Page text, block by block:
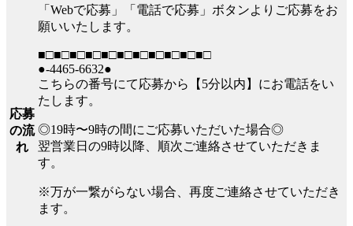
応募
の流
れ
「Webで応募」「電話で応募」ボタンよりご応募をお
願いいたします。
■□■□■□■□■□■□■□■□■□■□■□
●-4465-6632●
こちらの番号にて応募から【5分以内】にお電話をい
たします。
◎19時〜9時の間にご応募いただいた場合◎
翌営業日の9時以降、順次ご連絡させていただきま
す。
※万が一繋がらない場合、再度ご連絡させていただき
ます。